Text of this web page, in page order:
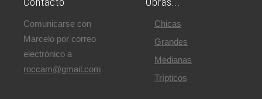
Comunicarse con
Marcelo por correo
electrónico a
roccam@gmail.com
Chicas
Grandes
Medianas
Trípticos